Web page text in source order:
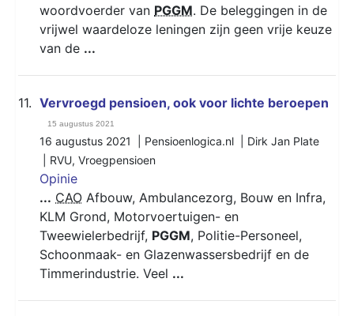
woordvoerder van PGGM. De beleggingen in de
vrijwel waardeloze leningen zijn geen vrije keuze
van de ...
11. Vervroegd pensioen, ook voor lichte beroepen
15 augustus 2021
16 augustus 2021 | Pensioenlogica.nl | Dirk Jan Plate
RVU, Vroegpensioen
Opinie
... CAO Afbouw, Ambulancezorg, Bouw en Infra,
KLM Grond, Motorvoertuigen- en
Tweewielerbedrijf, PGGM, Politie-Personeel,
Schoonmaak- en Glazenwassersbedrijf en de
Timmerindustrie. Veel ...